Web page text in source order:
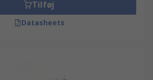
Tilføj
Datasheets